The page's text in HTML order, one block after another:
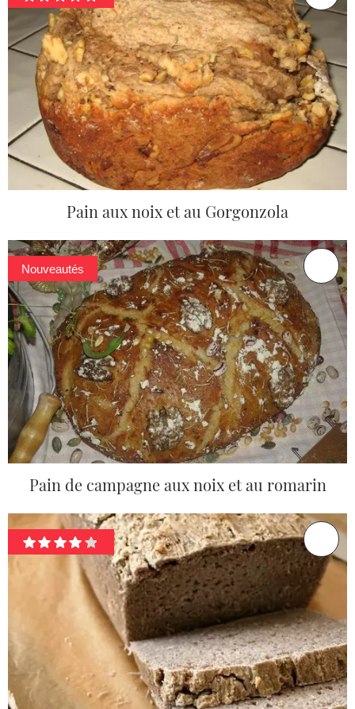
Pain aux noix et au Gorgonzola
Nouveautés
Pain de campagne aux noix et au romarin